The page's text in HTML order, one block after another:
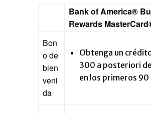
Bank of America®
Rewards
Bon
o de
bien
veni
da
Obtenga un
300 a posteriori
en los primeros 90